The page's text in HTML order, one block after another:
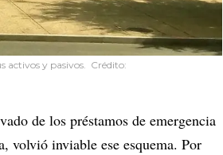
activos y pasivos. Crédito:
de los préstamos de emergencia
volvió inviable ese esquema. Por